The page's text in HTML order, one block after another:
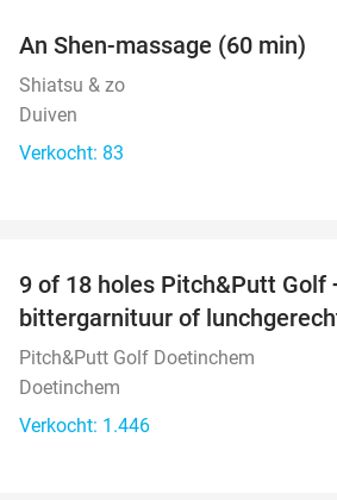
An Shen-massage (60 min)
Shiatsu & zo
Duiven
Verkocht: 83
9 of 18 holes Pitch&Putt Golf
bittergarnituur of
Pitch&Putt Golf Doetinchem
Doetinchem
Verkocht: 1.446